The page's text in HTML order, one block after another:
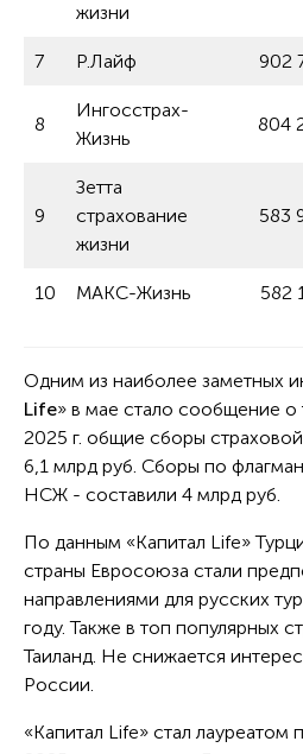
жизни
7 Р.Лайф 902
8
Ингосстрах-
Жизнь
804
9
Зетта
страхование
жизни
583
10 МАКС-Жизнь 582
Одним из наиболее заметных
Life» в мае стало сообщение о
2025 г. общие сборы
6,1 млрд руб. Сборы по
НСЖ - составили 4 млрд руб.
По данным «Капитал Life»
страны Евросоюза стали
направлениями для русских
году. Также в топ популярных
Таиланд. Не снижается
России.
«Капитал Life» стал лауреатом